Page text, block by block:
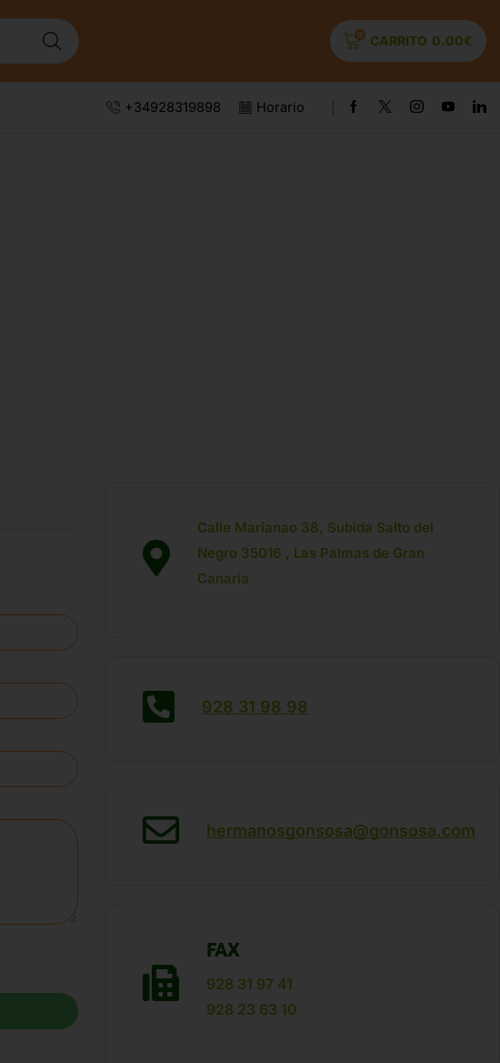
0 CARRITO 0.00€
+34928319898 Horario
Calle Marianao 38, Subida Salto del
Negro 35016 , Las Palmas de Gran
Canaria
928 31 98 98
hermanosgonsosa@gonsosa.com
FAX
928 31 97 41
928 23 63 10